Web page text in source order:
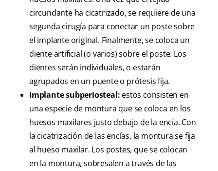
circundante ha cicatrizado, se requiere de una
segunda cirugía para conectar un poste sobre
el implante original. Finalmente, se coloca un
diente artificial (o varios) sobre el poste. Los
dientes serán individuales, o estarán
agrupados en un puente o prótesis fija.
Implante subperiosteal: estos consisten en
una especie de montura que se coloca en los
huesos maxilares justo debajo de la encía. Con
la cicatrización de las encías, la montura se fija
al hueso maxilar. Los postes, que se colocan
en la montura, sobresalen a través de las